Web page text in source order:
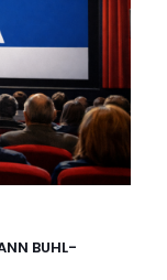
BUHL-